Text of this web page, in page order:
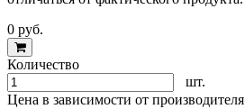
0 руб.
Количество
шт.
Цена в зависимости от производителя